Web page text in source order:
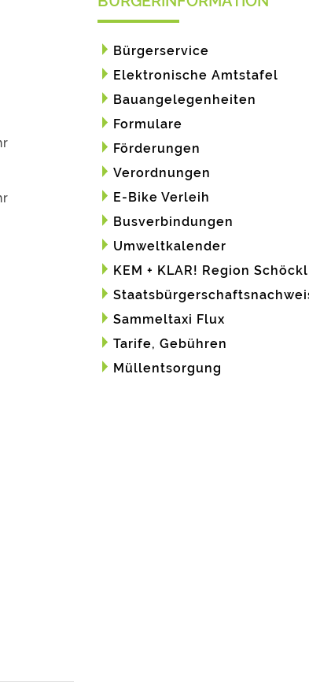
Bürgerservice
Elektronische Amtstafel
Bauangelegenheiten
Formulare
Förderungen
Verordnungen
E-Bike Verleih
Busverbindungen
Umweltkalender
KEM + KLAR! Region
Sammeltaxi Flux
Tarife, Gebühren
Müllentsorgung